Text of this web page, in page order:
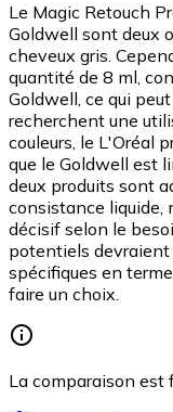
Le Magic Retouch
Goldwell sont deux
cheveux gris.
quantité de 8 ml,
Goldwell, ce qui
recherchent une
couleurs, le L'Oréal
que le Goldwell est
deux produits sont
consistance liquide,
décisif selon le
potentiels devraient
spécifiques en
faire un choix.
La comparaison est